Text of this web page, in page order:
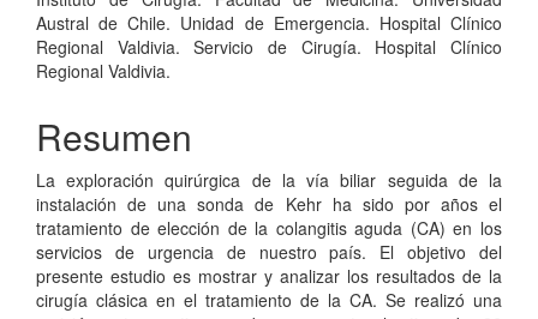
Austral de Chile. Unidad de Emergencia. Hospital Clínico
Regional Valdivia. Servicio de Cirugía. Hospital Clínico
Regional Valdivia.
Resumen
La exploración quirúrgica de la vía biliar seguida de la
instalación de una sonda de Kehr ha sido por años el
tratamiento de elección de la colangitis aguda (CA) en los
servicios de urgencia de nuestro país. El objetivo del
presente estudio es mostrar y analizar los resultados de la
cirugía clásica en el tratamiento de la CA. Se realizó una